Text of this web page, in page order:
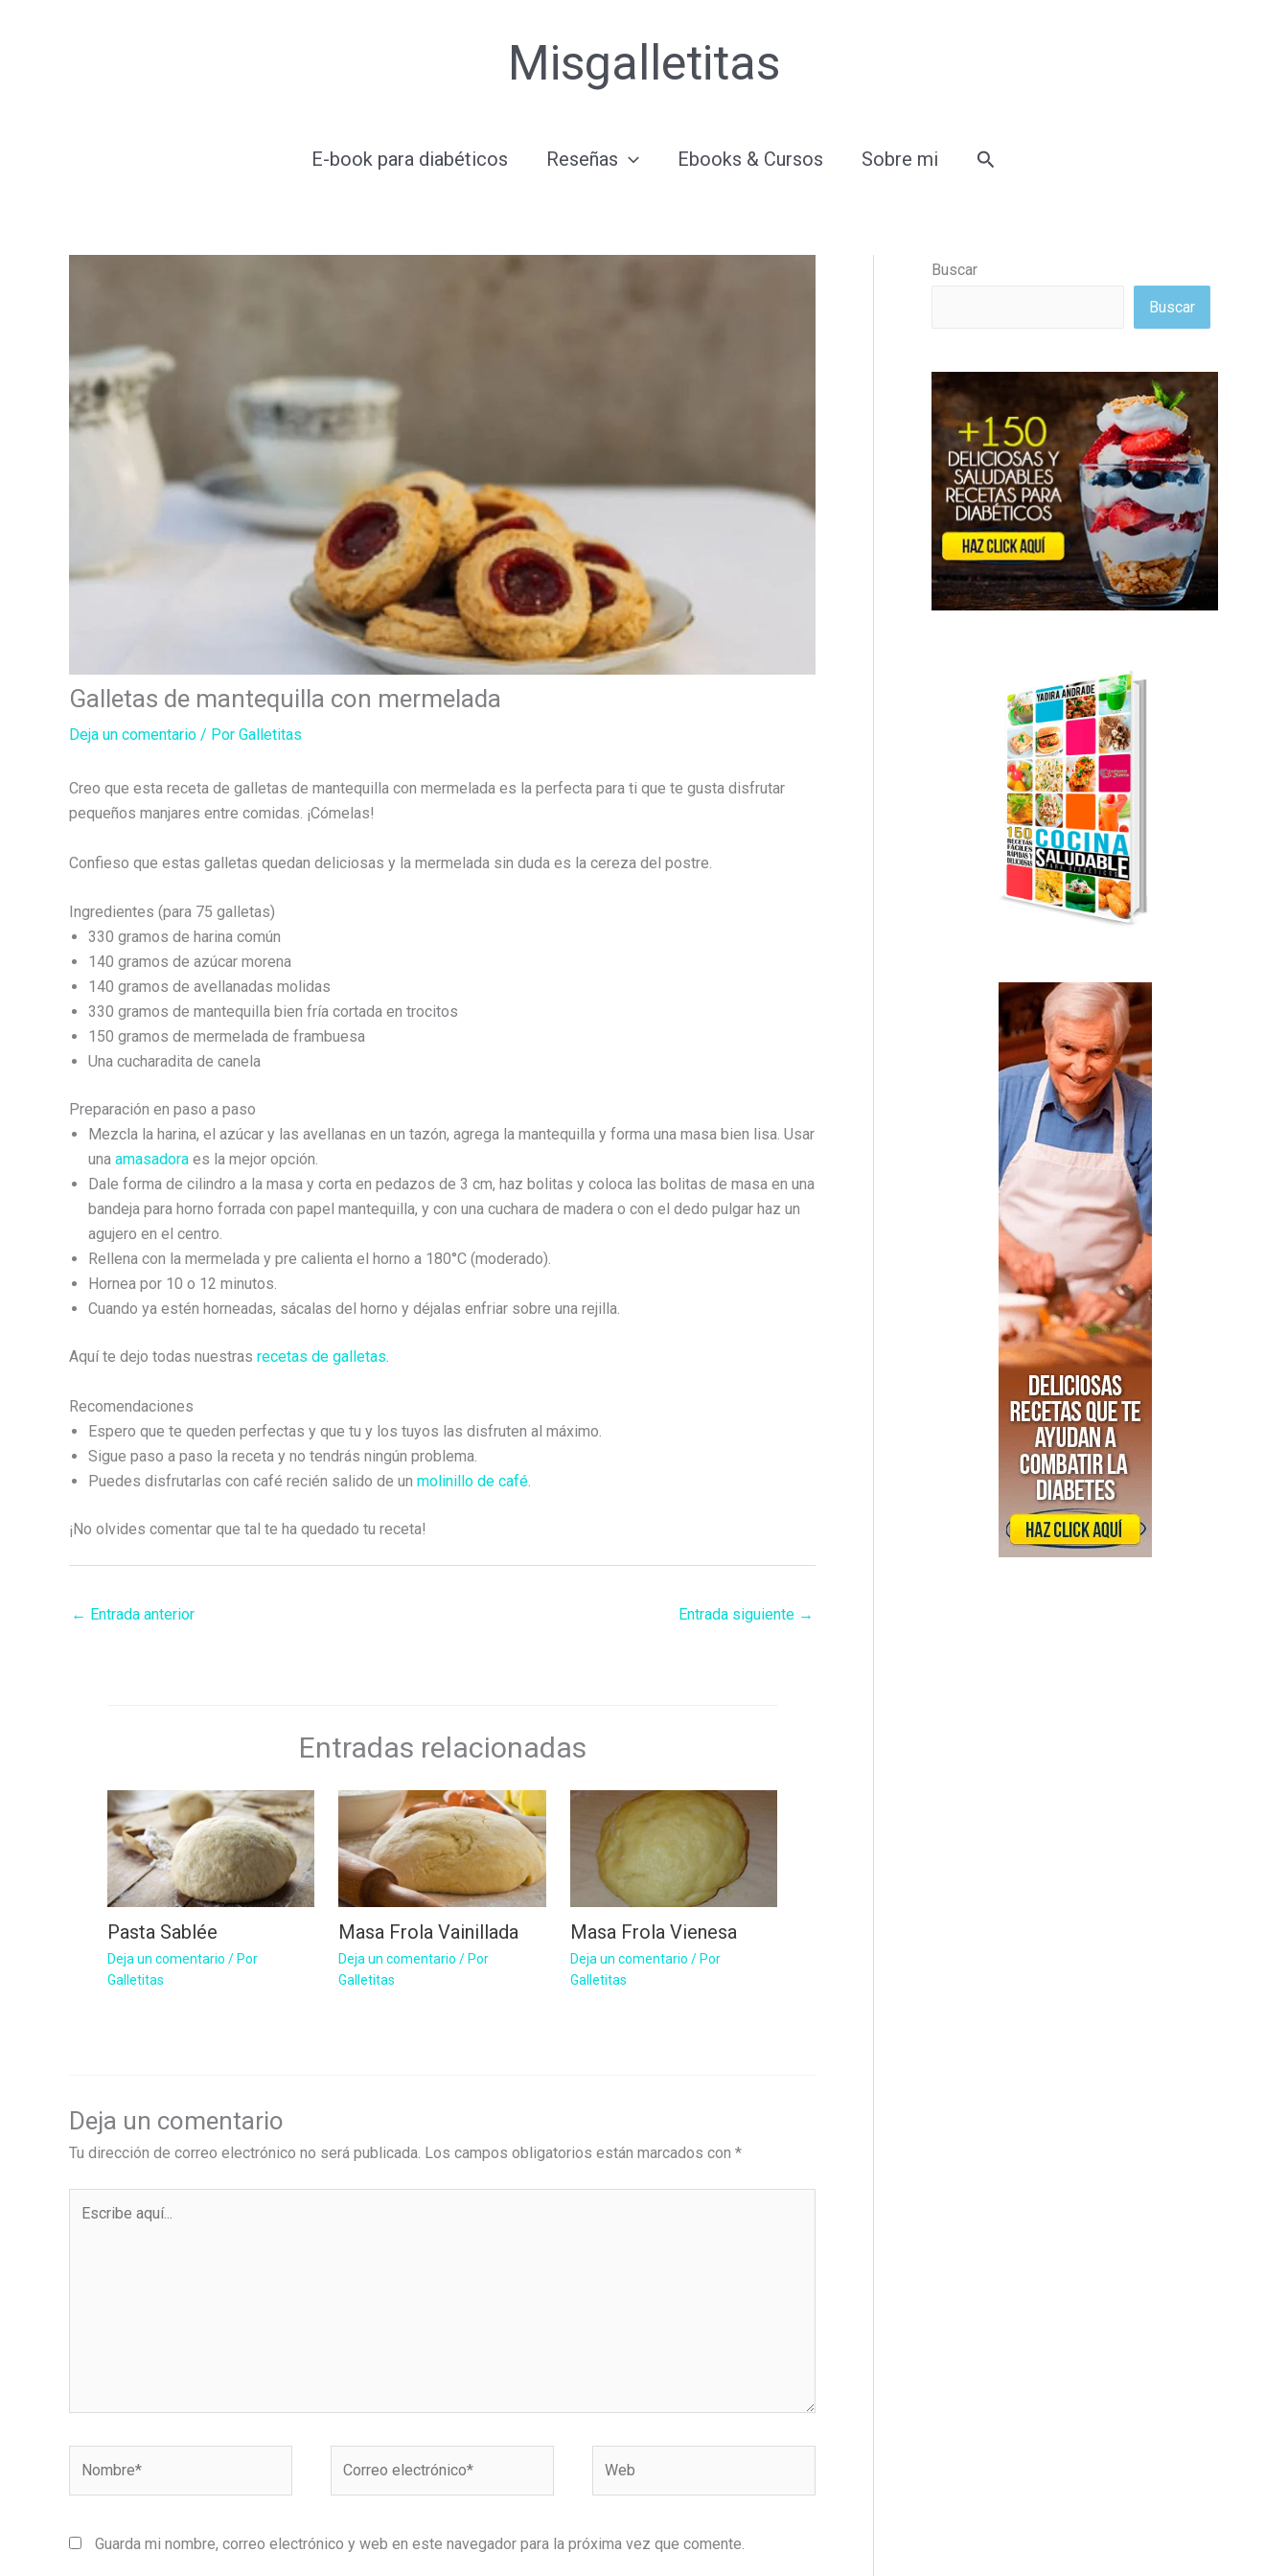
Misgalletitas
E-book para diabéticos Reseñas Ebooks & Cursos Sobre mi Buscar
Galletas de mantequilla con mermelada
Deja un comentario / Por Galletitas
Creo que esta receta de galletas de mantequilla con mermelada es la perfecta para ti que te gusta disfrutar
pequeños manjares entre comidas. ¡Cómelas!
Confieso que estas galletas quedan deliciosas y la mermelada sin duda es la cereza del postre.
Ingredientes (para 75 galletas)
330 gramos de harina común
140 gramos de azúcar morena
140 gramos de avellanadas molidas
330 gramos de mantequilla bien fría cortada en trocitos
150 gramos de mermelada de frambuesa
Una cucharadita de canela
Preparación en paso a paso
Mezcla la harina, el azúcar y las avellanas en un tazón, agrega la mantequilla y forma una masa bien lisa. Usar
una amasadora es la mejor opción.
Dale forma de cilindro a la masa y corta en pedazos de 3 cm, haz bolitas y coloca las bolitas de masa en una
bandeja para horno forrada con papel mantequilla, y con una cuchara de madera o con el dedo pulgar haz un
agujero en el centro.
Rellena con la mermelada y pre calienta el horno a 180°C (moderado).
Hornea por 10 o 12 minutos.
Cuando ya estén horneadas, sácalas del horno y déjalas enfriar sobre una rejilla.
Aquí te dejo todas nuestras recetas de galletas.
Recomendaciones
Espero que te queden perfectas y que tu y los tuyos las disfruten al máximo.
Sigue paso a paso la receta y no tendrás ningún problema.
Puedes disfrutarlas con café recién salido de un molinillo de café.
¡No olvides comentar que tal te ha quedado tu receta!
← Entrada anterior Entrada siguiente →
Entradas relacionadas
Pasta Sablée
Deja un comentario / Por
Galletitas
Masa Frola Vainillada
Deja un comentario / Por
Galletitas
Masa Frola Vienesa
Deja un comentario / Por
Galletitas
Deja un comentario
Tu dirección de correo electrónico no será publicada. Los campos obligatorios están marcados con *
aquí...
electrónico*
Guarda mi nombre, correo electrónico y web en este navegador para la próxima vez que comente.
Buscar
Buscar